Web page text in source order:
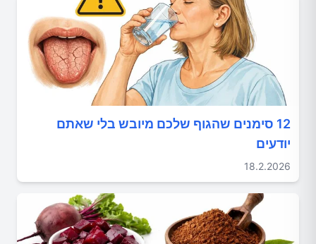
12 סימנים שהגוף שלכם מיובש בלי שאתם
יודעים
18.2.2026